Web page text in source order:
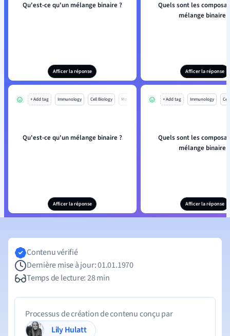
Qu'est-ce qu'un mélange binaire ?
Afficer la réponse
Quels sont les
mélange binaire ?
Afficer la réponse
+ Add tag Immunology Cell Biology Mo
Qu'est-ce qu'un mélange binaire ?
Afficer la réponse
+ Add tag Immunology
Quels sont les
mélange binaire ?
Afficer la réponse
Contenu vérifié
Dernière mise à jour: 01.01.1970
Temps de lecture: 28 min
Processus de création de contenu conçu par
Lily Hulatt